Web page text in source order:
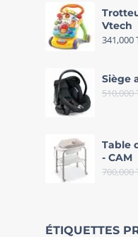
Vtech
341,000
Siège
510,000
Table
- CAM
700,000
ÉTIQUETTES